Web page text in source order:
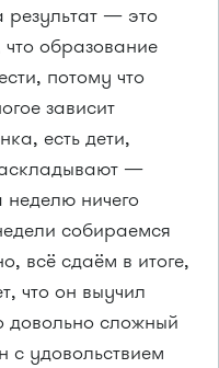
результат — это
образование
потому что
зависит
есть дети,
—
ничего
собираемся
всё сдаём в итоге,
что он выучил
довольно сложный
с удовольствием